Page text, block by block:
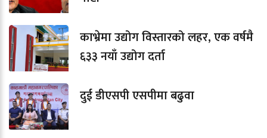
काभ्रेमा उद्योग विस्तारको लहर, एक वर्षमै
६३३ नयाँ उद्योग दर्ता
दुई डीएसपी एसपीमा बढुवा